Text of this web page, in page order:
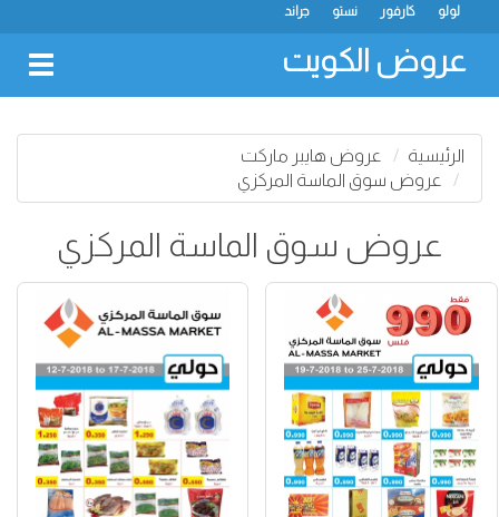
جراند نستو كارفور لولو
عروض الكويت
الرئيسية
عروض هايبر ماركت
عروض سوق الماسة المركزي
عروض سوق الماسة المركزي